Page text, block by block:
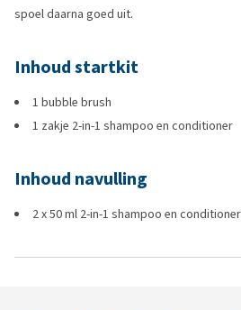
spoel daarna goed uit.
Inhoud startkit
1 bubble brush
1 zakje 2-in-1 shampoo en conditioner
Inhoud navulling
2 x 50 ml 2-in-1 shampoo en conditioner